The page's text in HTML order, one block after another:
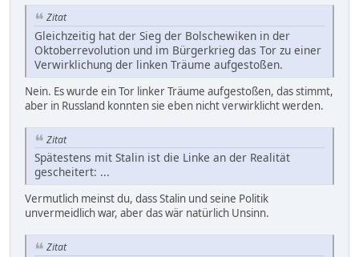
Zitat
Gleichzeitig hat der Sieg der Bolschewiken in der
Oktoberrevolution und im Bürgerkrieg das Tor zu einer
Verwirklichung der linken Träume aufgestoßen.
Nein. Es wurde ein Tor linker Träume aufgestoßen, das stimmt,
aber in Russland konnten sie eben nicht verwirklicht werden.
Zitat
Spätestens mit Stalin ist die Linke an der Realität
gescheitert: ...
Vermutlich meinst du, dass Stalin und seine Politik
unvermeidlich war, aber das wär natürlich Unsinn.
Zitat